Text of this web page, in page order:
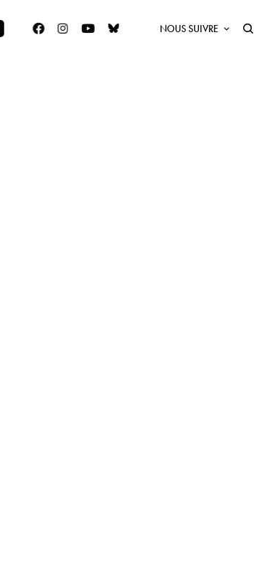
NOUS SUIVRE